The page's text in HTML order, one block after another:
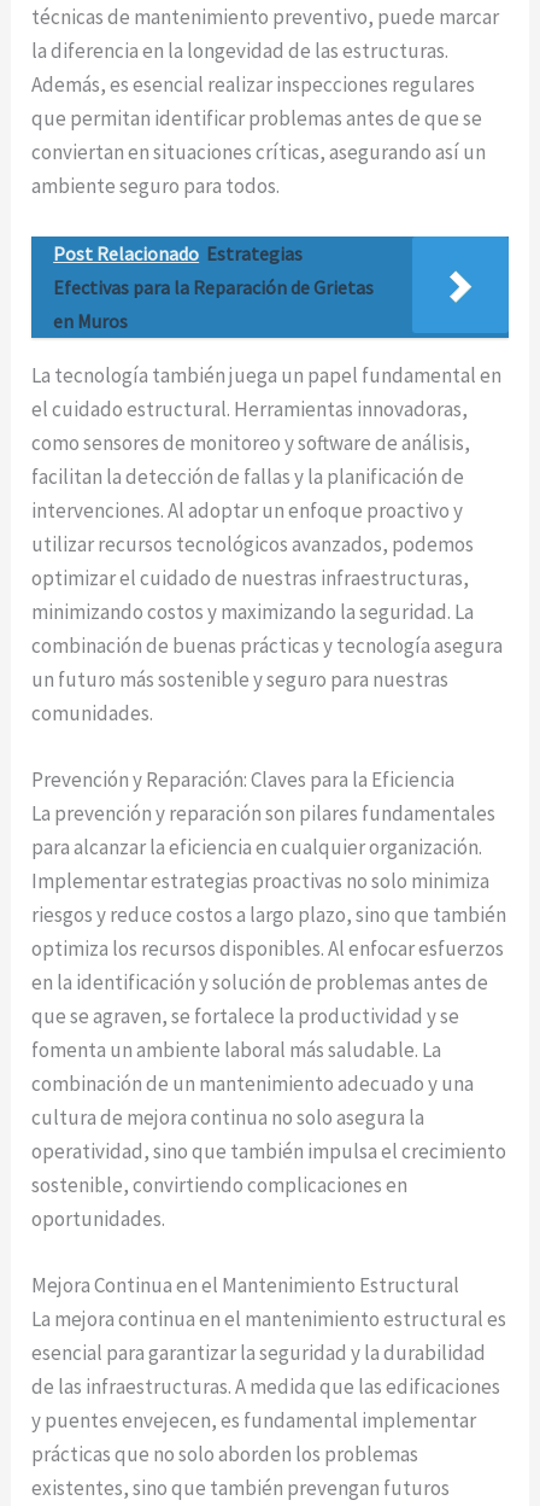
técnicas de mantenimiento preventivo, puede marcar
la diferencia en la longevidad de las estructuras.
Además, es esencial realizar inspecciones regulares
que permitan identificar problemas antes de que se
conviertan en situaciones críticas, asegurando así un
ambiente seguro para todos.
Post Relacionado Estrategias
Efectivas para la Reparación de Grietas
en Muros
La tecnología también juega un papel fundamental en
el cuidado estructural. Herramientas innovadoras,
como sensores de monitoreo y software de análisis,
facilitan la detección de fallas y la planificación de
intervenciones. Al adoptar un enfoque proactivo y
utilizar recursos tecnológicos avanzados, podemos
optimizar el cuidado de nuestras infraestructuras,
minimizando costos y maximizando la seguridad. La
combinación de buenas prácticas y tecnología asegura
un futuro más sostenible y seguro para nuestras
comunidades.
Prevención y Reparación: Claves para la Eficiencia
La prevención y reparación son pilares fundamentales
para alcanzar la eficiencia en cualquier organización.
Implementar estrategias proactivas no solo minimiza
riesgos y reduce costos a largo plazo, sino que también
optimiza los recursos disponibles. Al enfocar esfuerzos
en la identificación y solución de problemas antes de
que se agraven, se fortalece la productividad y se
fomenta un ambiente laboral más saludable. La
combinación de un mantenimiento adecuado y una
cultura de mejora continua no solo asegura la
operatividad, sino que también impulsa el crecimiento
sostenible, convirtiendo complicaciones en
oportunidades.
Mejora Continua en el Mantenimiento Estructural
La mejora continua en el mantenimiento estructural es
esencial para garantizar la seguridad y la durabilidad
de las infraestructuras. A medida que las edificaciones
y puentes envejecen, es fundamental implementar
prácticas que no solo aborden los problemas
existentes, sino que también prevengan futuros